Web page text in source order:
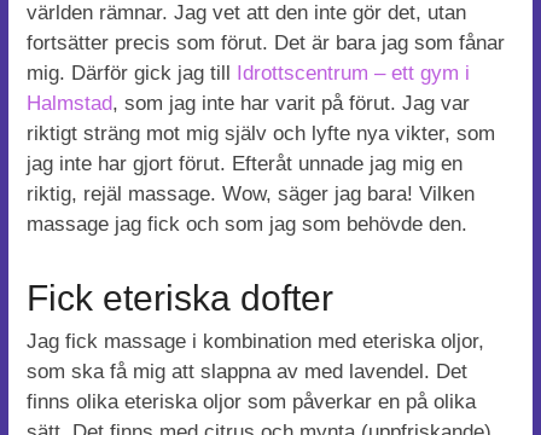
världen rämnar. Jag vet att den inte gör det, utan
fortsätter precis som förut. Det är bara jag som fånar
mig. Därför gick jag till Idrottscentrum – ett gym i
Halmstad, som jag inte har varit på förut. Jag var
riktigt sträng mot mig själv och lyfte nya vikter, som
jag inte har gjort förut. Efteråt unnade jag mig en
riktig, rejäl massage. Wow, säger jag bara! Vilken
massage jag fick och som jag som behövde den.
Fick eteriska dofter
Jag fick massage i kombination med eteriska oljor,
som ska få mig att slappna av med lavendel. Det
finns olika eteriska oljor som påverkar en på olika